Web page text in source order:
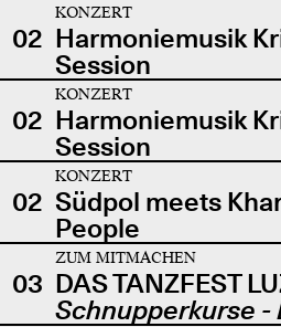
02
KONZERT
Harmoniemusik
Session
02
KONZERT
Harmoniemusik
Session
02
KONZERT
Südpol meets
People
03
ZUM MITMACHEN
DAS TANZFEST
Schnupperkurse -